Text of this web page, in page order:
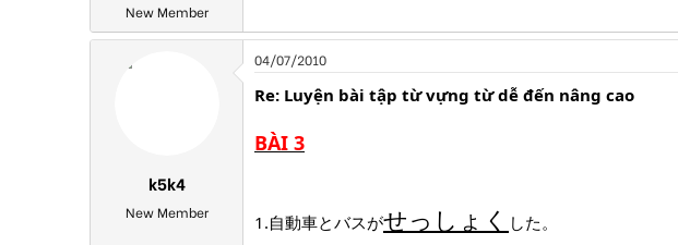
New Member
k5k4
New Member
04/07/2010
Re: Luyện bài tập từ vựng từ dễ đến nâng cao
BÀI 3
1.自動車とバスがせっしょく した。